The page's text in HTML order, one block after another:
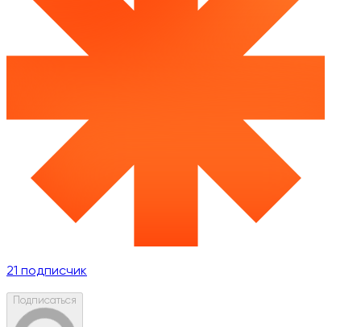
21 подписчик
Подписаться